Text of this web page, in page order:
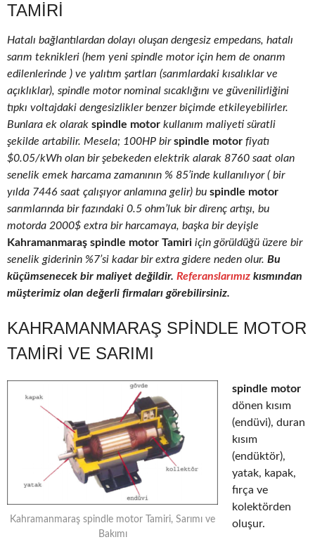
TAMIRI
Hatalı bağlantılardan dolayı oluşan dengesiz empedans, hatalı
sarım teknikleri (hem yeni spindle motor için hem de onarım
edilenlerinde ) ve yalıtım şartları (sarımlardaki kısalıklar ve
açıklıklar), spindle motor nominal sıcaklığını ve güvenilirliğini
tıpkı voltajdaki dengesizlikler benzer biçimde etkileyebilirler.
Bunlara ek olarak spindle motor kullanım maliyeti süratli
şekilde artabilir. Mesela; 100HP birspindle motor fiyatı
$0.05/kWh olan bir şebekeden elektrik alarak 8760 saat olan
senelik emek harcama zamanının % 85’inde kullanılıyor ( bir
yılda 7446 saat çalışıyor anlamına gelir) bu spindle motor
sarımlarında bir fazındaki 0.5 ohm’luk bir direnç artışı, bu
motorda 2000$ extra bir harcamaya, başka bir deyişle
Kahramanmaraş spindle motor Tamiri için görüldüğü üzere bir
senelik giderinin %7’si kadar bir extra gidere neden olur. Bu
küçümsenecek bir maliyet değildir. Referanslarımız kısmından
müşterimiz olan değerli firmaları görebilirsiniz.
KAHRAMANMARAŞ SPINDLE MOTOR
TAMIRI VE SARIMI
Kahramanmaraş spindle motor Tamiri, Sarımı ve
Bakımı
spindle motor
dönen kısım
(endüvi), duran
kısım
(endüktör),
yatak, kapak,
fırça ve
kolektörden
oluşur.